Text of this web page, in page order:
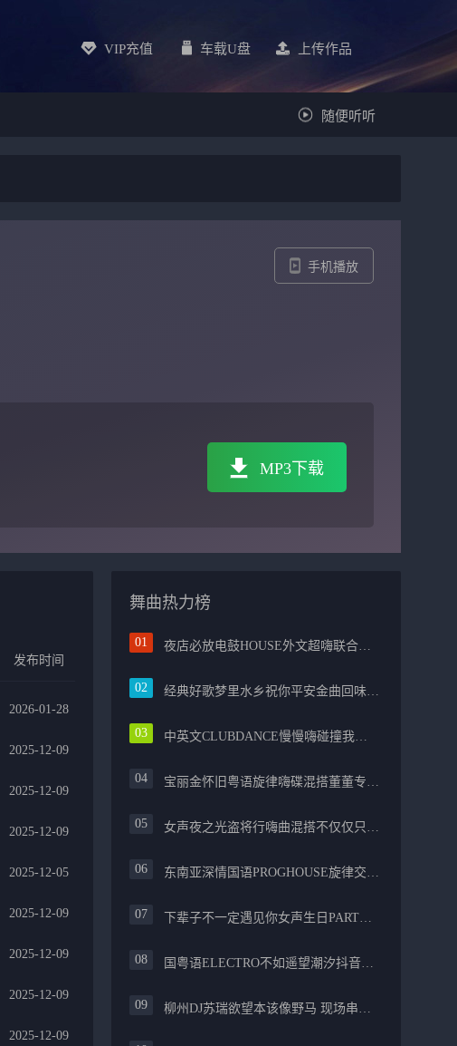
VIP充值 车载u盘 上传作品
随便听听
手机播放
MP3下载
发布时间
2026-01-28
2025-12-09
2025-12-09
2025-12-09
2025-12-05
2025-12-09
2025-12-09
2025-12-09
2025-12-09
舞曲热力榜
夜店必放电鼓HOUSE外文超嗨联合爱的路上千万里PROG包房漫步上头
经典好歌梦里水乡祝你平安金曲回味融合光辉岁月气氛中文兄弟串烧
中英文CLUBDANCE慢慢嗨碰撞我的中国心光辉岁月弹鼓车载
宝丽金怀旧粤语旋律嗨碟混搭董董专属越南鼓节奏
女声夜之光盗将行嗨曲混搭不仅仅只是喜欢你PROG舒服
东南亚深情国语PROGHOUSE旋律交织安和桥FUNKY流行情怀串烧
下辈子不一定遇见你女声生日PARTY碰撞酒嗨最新女声伤感专辑实录
国粤语ELECTRO不如遥望潮汐抖音慢摇混合柳州真龙会K吧小厅小康混音
柳州DJ苏瑞欲望本该像野马 现场串烧中文FUNKYHOUSE精选